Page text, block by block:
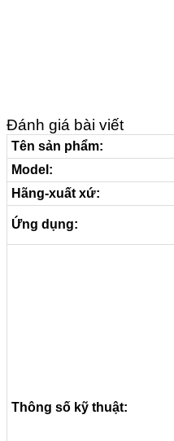
Đánh giá bài viết
Tên sản phẩm:
Model:
Hãng-xuất xứ:
Ứng dụng:
Thông số kỹ thuật: